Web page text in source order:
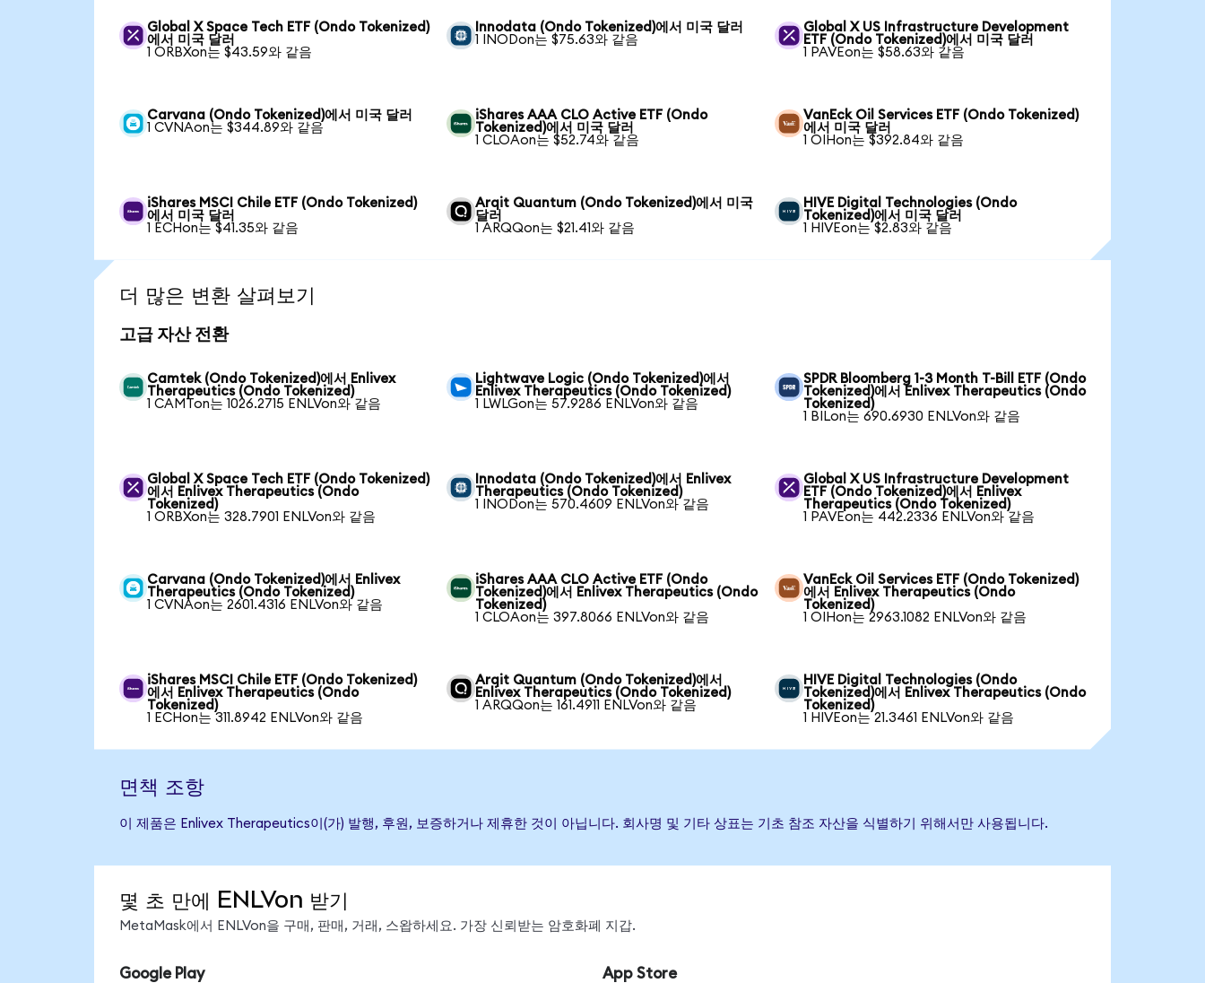
Global X Space Tech ETF (Ondo Tokenized)
에서 미국 달러
1 ORBXon는 $43.59와 같음
Innodata (Ondo Tokenized)에서 미국 달러
1 INODon는 $75.63와 같음
Global X US Infrastructure Development
ETF (Ondo Tokenized)에서 미국 달러
1 PAVEon는 $58.63와 같음
Carvana (Ondo Tokenized)에서 미국 달러
1 CVNAon는 $344.89와 같음
iShares AAA CLO Active ETF (Ondo
Tokenized)에서 미국 달러
1 CLOAon는 $52.74와 같음
VanEck Oil Services ETF (Ondo Tokenized)
에서 미국 달러
1 OIHon는 $392.84와 같음
iShares MSCI Chile ETF (Ondo Tokenized)
에서 미국 달러
1 ECHon는 $41.35와 같음
Arqit Quantum (Ondo Tokenized)에서 미국
달러
1 ARQQon는 $21.41와 같음
HIVE Digital Technologies (Ondo
Tokenized)에서 미국 달러
1 HIVEon는 $2.83와 같음
더 많은 변환 살펴보기
고급 자산 전환
Camtek (Ondo Tokenized)에서 Enlivex
Therapeutics (Ondo Tokenized)
1 CAMTon는 1026.2715 ENLVon와 같음
Lightwave Logic (Ondo Tokenized)에서
Enlivex Therapeutics (Ondo Tokenized)
1 LWLGon는 57.9286 ENLVon와 같음
SPDR Bloomberg 1-3 Month T-Bill ETF (Ondo
Tokenized)에서 Enlivex Therapeutics (Ondo
Tokenized)
1 BILon는 690.6930 ENLVon와 같음
Global X Space Tech ETF (Ondo Tokenized)
에서 Enlivex Therapeutics (Ondo
Tokenized)
1 ORBXon는 328.7901 ENLVon와 같음
Innodata (Ondo Tokenized)에서 Enlivex
Therapeutics (Ondo Tokenized)
1 INODon는 570.4609 ENLVon와 같음
Global X US Infrastructure Development
ETF (Ondo Tokenized)에서 Enlivex
Therapeutics (Ondo Tokenized)
1 PAVEon는 442.2336 ENLVon와 같음
Carvana (Ondo Tokenized)에서 Enlivex
Therapeutics (Ondo Tokenized)
1 CVNAon는 2601.4316 ENLVon와 같음
iShares AAA CLO Active ETF (Ondo
Tokenized)에서 Enlivex Therapeutics (Ondo
Tokenized)
1 CLOAon는 397.8066 ENLVon와 같음
VanEck Oil Services ETF (Ondo Tokenized)
에서 Enlivex Therapeutics (Ondo
Tokenized)
1 OIHon는 2963.1082 ENLVon와 같음
iShares MSCI Chile ETF (Ondo Tokenized)
에서 Enlivex Therapeutics (Ondo
Tokenized)
1 ECHon는 311.8942 ENLVon와 같음
Arqit Quantum (Ondo Tokenized)에서
Enlivex Therapeutics (Ondo Tokenized)
1 ARQQon는 161.4911 ENLVon와 같음
HIVE Digital Technologies (Ondo
Tokenized)에서 Enlivex Therapeutics (Ondo
Tokenized)
1 HIVEon는 21.3461 ENLVon와 같음
면책 조항
이 제품은 Enlivex Therapeutics이(가) 발행, 후원, 보증하거나 제휴한 것이 아닙니다. 회사명 및 기타 상표는 기초 참조 자산을 식별하기 위해서만 사용됩니다.
몇 초 만에 ENLVon 받기
MetaMask에서 ENLVon을 구매, 판매, 거래, 스왑하세요. 가장 신뢰받는 암호화폐 지갑.
Google Play App Store